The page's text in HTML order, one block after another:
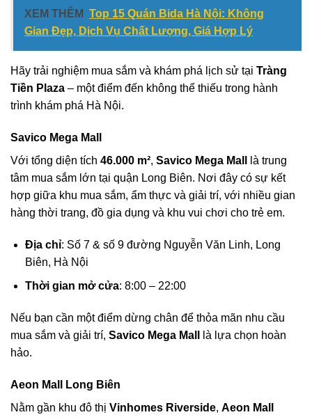
XEM THÊM Top 15 Quán Bida Hà Nội: Không
Gian Đẹp, Dịch Vụ Chất Lượng, Giá Hợp Lý
Hãy trải nghiệm mua sắm và khám phá lịch sử tại Tràng
Tiền Plaza – một điểm đến không thể thiếu trong hành
trình khám phá Hà Nội.
Savico Mega Mall
Với tổng diện tích 46.000 m², Savico Mega Mall
là trung
tâm mua sắm lớn tại quận Long Biên. Nơi đây có sự kết
hợp giữa khu mua sắm, ẩm thực và giải trí, với nhiều gian
hàng thời trang, đồ gia dụng và khu vui chơi cho trẻ em.
Địa chỉ: Số 7 & số 9 đường Nguyễn Văn Linh, Long
Biên, Hà Nội
Thời gian mở cửa: 8:00 – 22:00
Nếu bạn cần một điểm dừng chân để thỏa mãn nhu cầu
mua sắm và giải trí, Savico Mega Mall
là lựa chọn hoàn
hảo.
Aeon Mall Long Biên
Nằm gần khu đô thị Vinhomes Riverside, Aeon Mall